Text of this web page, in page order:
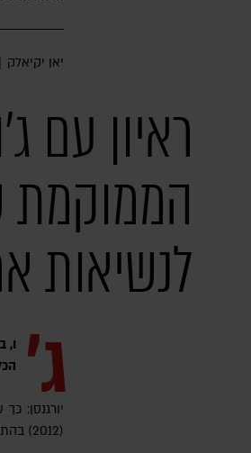
יאן יקיאלק |
ראיון עם
הממוקמת
לנשיאות
ג'
(2012) בהתמודדות הראשונה שלהם מטעם המפלגה הליברטריאנית.